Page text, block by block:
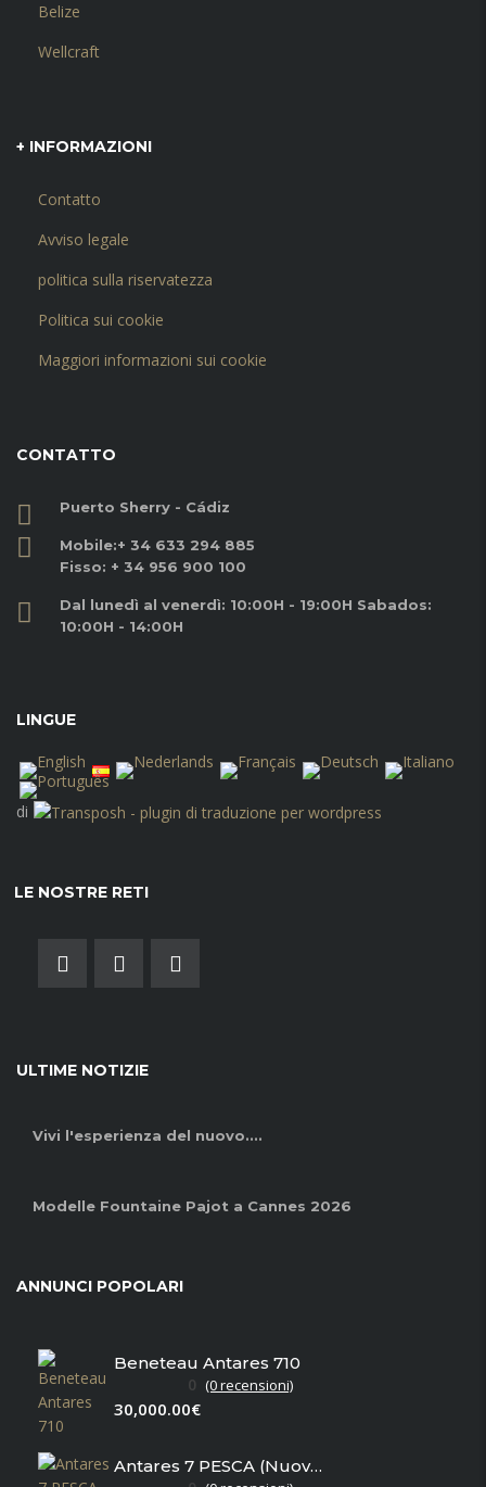
Belize
Wellcraft
+ INFORMAZIONI
Contatto
Avviso legale
politica sulla riservatezza
Politica sui cookie
Maggiori informazioni sui cookie
CONTATTO
Puerto Sherry - Cádiz
Mobile:+ 34 633 294 885
Fisso: + 34 956 900 100
Dal lunedì al venerdì: 10:00H - 19:00H Sabados:
10:00H - 14:00H
LINGUE
di
LE NOSTRE RETI
ULTIME NOTIZIE
Vivi l'esperienza del nuovo....
Modelle Fountaine Pajot a Cannes 2026
ANNUNCI POPOLARI
Beneteau Antares 710
0 (0 recensioni)
30,000.00€
Antares 7 PESCA (Nuovo in magazzino)